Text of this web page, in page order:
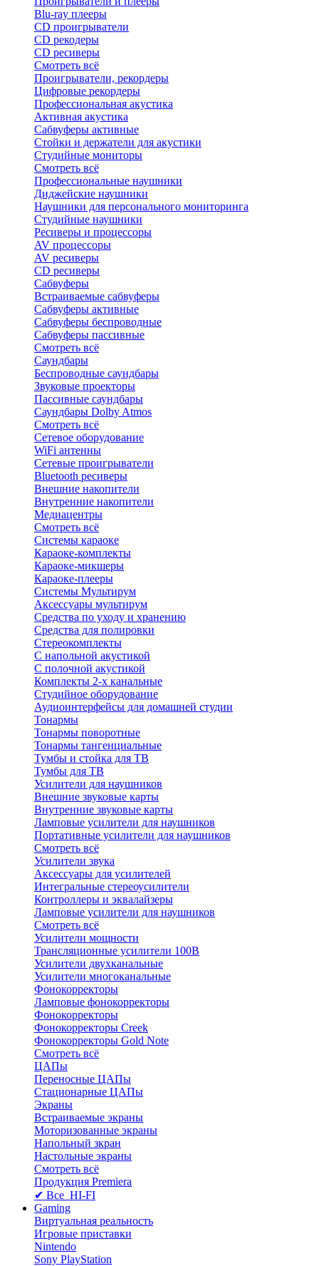
Blu-ray плееры
CD проигрыватели
CD рекодеры
CD ресиверы
Смотреть всё
Проигрыватели, рекордеры
Цифровые рекордеры
Профессиональная акустика
Активная акустика
Сабвуферы активные
Стойки и держатели для акустики
Студийные мониторы
Смотреть всё
Профессиональные наушники
Диджейские наушники
Наушники для персонального мониторинга
Студийные наушники
Ресиверы и процессоры
AV процессоры
AV ресиверы
CD ресиверы
Сабвуферы
Встраиваемые сабвуферы
Сабвуферы активные
Сабвуферы беспроводные
Сабвуферы пассивные
Смотреть всё
Саундбары
Беспроводные саундбары
Звуковые проекторы
Пассивные саундбары
Саундбары Dolby Atmos
Смотреть всё
Сетевое оборудование
WiFi антенны
Сетевые проигрыватели
Bluetooth ресиверы
Внешние накопители
Внутренние накопители
Медиацентры
Смотреть всё
Системы караоке
Караоке-комплекты
Караоке-микшеры
Караоке-плееры
Системы Мультирум
Аксессуары мультирум
Средства по уходу и хранению
Средства для полировки
Стереокомплекты
C напольной акустикой
C полочной акустикой
Комплекты 2-х канальные
Студийное оборудование
Аудиоинтерфейсы для домашней студии
Тонармы
Тонармы поворотные
Тонармы тангенциальные
Тумбы и стойка для ТВ
Тумбы для ТВ
Усилители для наушников
Внешние звуковые карты
Внутренние звуковые карты
Ламповые усилители для наушников
Портативные усилители для наушников
Смотреть всё
Усилители звука
Аксессуары для усилителей
Интегральные стереоусилители
Контроллеры и эквалайзеры
Ламповые усилители для наушников
Смотреть всё
Усилители мощности
Трансляционные усилители 100В
Усилители двухканальные
Усилители многоканальные
Фонокорректоры
Ламповые фонокорректоры
Фонокорректоры
Фонокорректоры Creek
Фонокорректоры Gold Note
Смотреть всё
ЦАПы
Переносные ЦАПы
Стационарные ЦАПы
Экраны
Встраиваемые экраны
Моторизованные экраны
Напольный зкран
Настольные экраны
Смотреть всё
Продукция Premiera
✔ Все HI-FI
Gaming
Виртуальная реальность
Игровые приставки
Nintendo
Sony PlayStation